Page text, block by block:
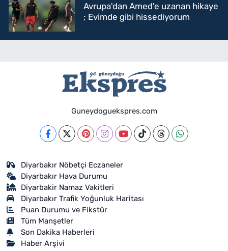
Avrupa'dan Amed'e uzanan hikaye
; Evimde gibi hissediyorum
Guneydoguekspres.com
Diyarbakır Nöbetçi Eczaneler
Diyarbakır Hava Durumu
Diyarbakir Namaz Vakitleri
Diyarbakır Trafik Yoğunluk Haritası
Puan Durumu ve Fikstür
Tüm Manşetler
Son Dakika Haberleri
Haber Arşivi